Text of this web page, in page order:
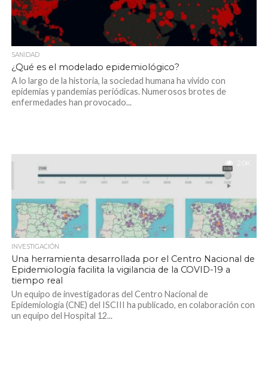
SANIDAD
¿Qué es el modelado epidemiológico?
A lo largo de la historia, la sociedad humana ha vivido con
epidemias y pandemias periódicas. Numerosos brotes de
enfermedades han provocado...
2.0K
INVESTIGACIÓN
Una herramienta desarrollada por el Centro Nacional de
Epidemiología facilita la vigilancia de la COVID-19 a
tiempo real
Un equipo de investigadoras del Centro Nacional de
Epidemiología (CNE) del ISCIII ha publicado, en colaboración con
un equipo del Hospital 12...